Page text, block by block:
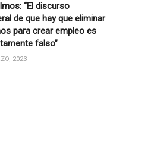
“El discurso
de que hay que eliminar
para crear empleo es
falso”
2023